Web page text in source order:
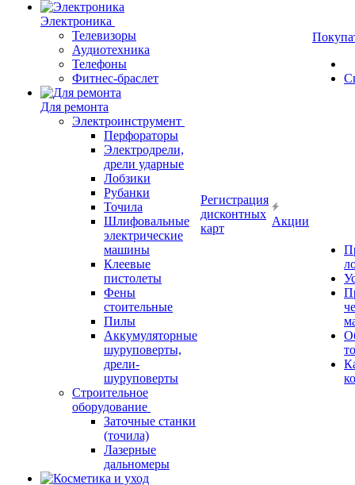
Электроника
Телевизоры
Аудиотехника
Телефоны
Фитнес-браслет
Для ремонта
Электроинструмент
Перфораторы
Электродрели,
дрели ударные
Лобзики
Рубанки
Точила
Шлифовальные
электрические
машины
Клеевые
пистолеты
Фены
стоительные
Пилы
Аккумуляторные
шуруповерты,
дрели-
шуруповерты
Строительное
оборудование
Заточные станки
(точила)
Лазерные
дальномеры
Регистрация
дисконтных
карт
Акции